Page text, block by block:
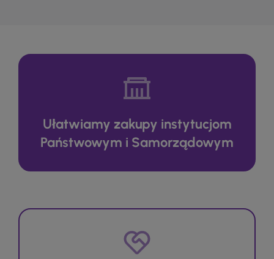
Ułatwiamy zakupy instytucjom
Państwowym i Samorządowym